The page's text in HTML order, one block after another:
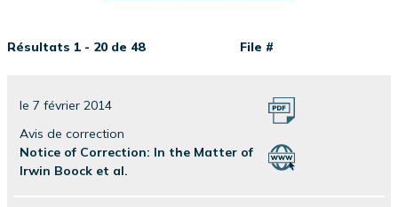
Résultats 1 - 20 de 48 File #
le 7 février 2014
Avis de correction
Notice of Correction: In the Matter of
Irwin Boock et al.